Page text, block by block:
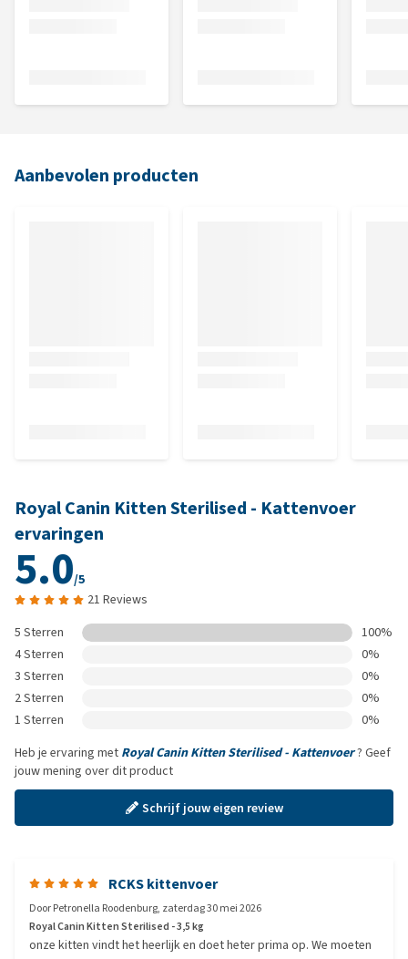
Aanbevolen producten
Royal Canin Kitten Sterilised - Kattenvoer
ervaringen
5.0/5
21 Reviews
5 Sterren
100%
4 Sterren
0%
3 Sterren
0%
2 Sterren
0%
1 Sterren
0%
Heb je ervaring met Royal Canin Kitten Sterilised - Kattenvoer? Geef
jouw mening over dit product
Schrijf jouw eigen review
RCKS kittenvoer
DoorPetronella Roodenburg, zaterdag 30 mei 2026
Royal Canin Kitten Sterilised - 3,5 kg
onze kitten vindt het heerlijk en doet heter prima op. We moeten